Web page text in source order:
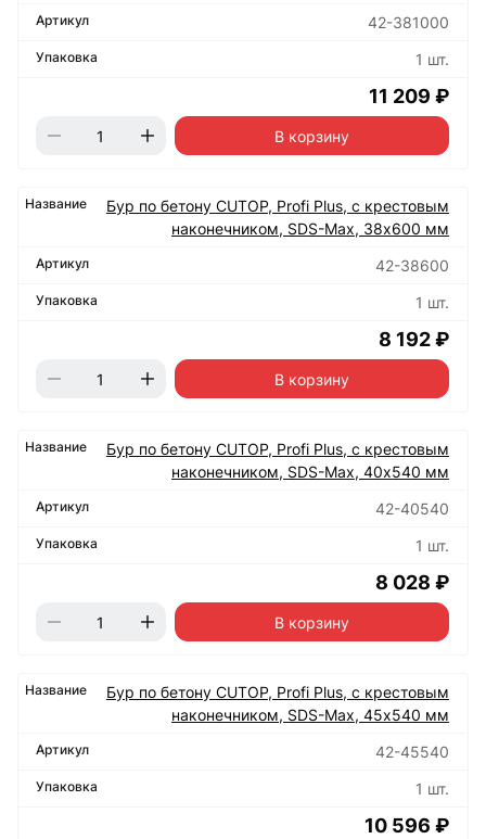
42-381000
1 шт.
11 209 ₽
В корзину
Бур по бетону CUTOP, Profi Plus, с крестовым
наконечником, SDS-Max, 38х600 мм
42-38600
1 шт.
8 192 ₽
В корзину
Бур по бетону CUTOP, Profi Plus, с крестовым
наконечником, SDS-Max, 40х540 мм
42-40540
1 шт.
8 028 ₽
В корзину
Бур по бетону CUTOP, Profi Plus, с крестовым
наконечником, SDS-Max, 45х540 мм
42-45540
1 шт.
10 596 ₽